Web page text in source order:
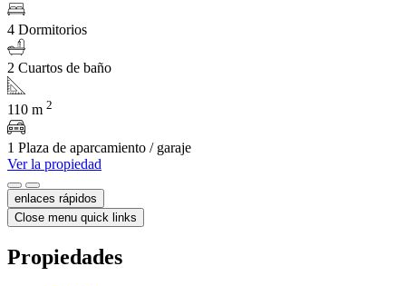
4 Dormitorios
2 Cuartos de baño
110 m 2
1 Plaza de aparcamiento / garaje
Ver la propiedad
enlaces rápidos
Close menu quick links
Propiedades